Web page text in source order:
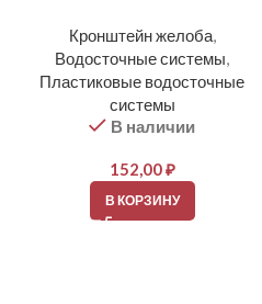
Кронштейн желоба,
Водосточные системы,
Пластиковые водосточные
системы
В наличии
152,00₽
В КОРЗИНУ